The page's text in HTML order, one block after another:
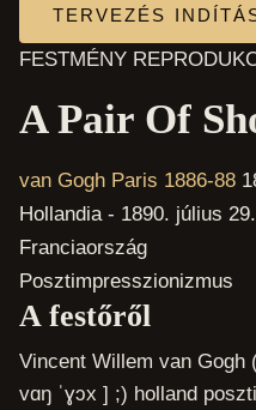
TERVEZÉS
FESTMÉNY
A Pair Of
van Gogh Paris 1886-88
Hollandia - 1890. július
Franciaország
Posztimpresszionizmus
A festőről
Vincent Willem van Gogh
vɑŋ ˈɣɔx ] ;) holland